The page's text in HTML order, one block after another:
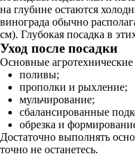
на глубине остаются
винограда обычно
см). Глубокая посадка в
Уход после посадки
Основные
поливы;
прополки и рыхление;
мульчирование;
сбалансированные
обрезка и
Достаточно выполнять
точно не останетесь.